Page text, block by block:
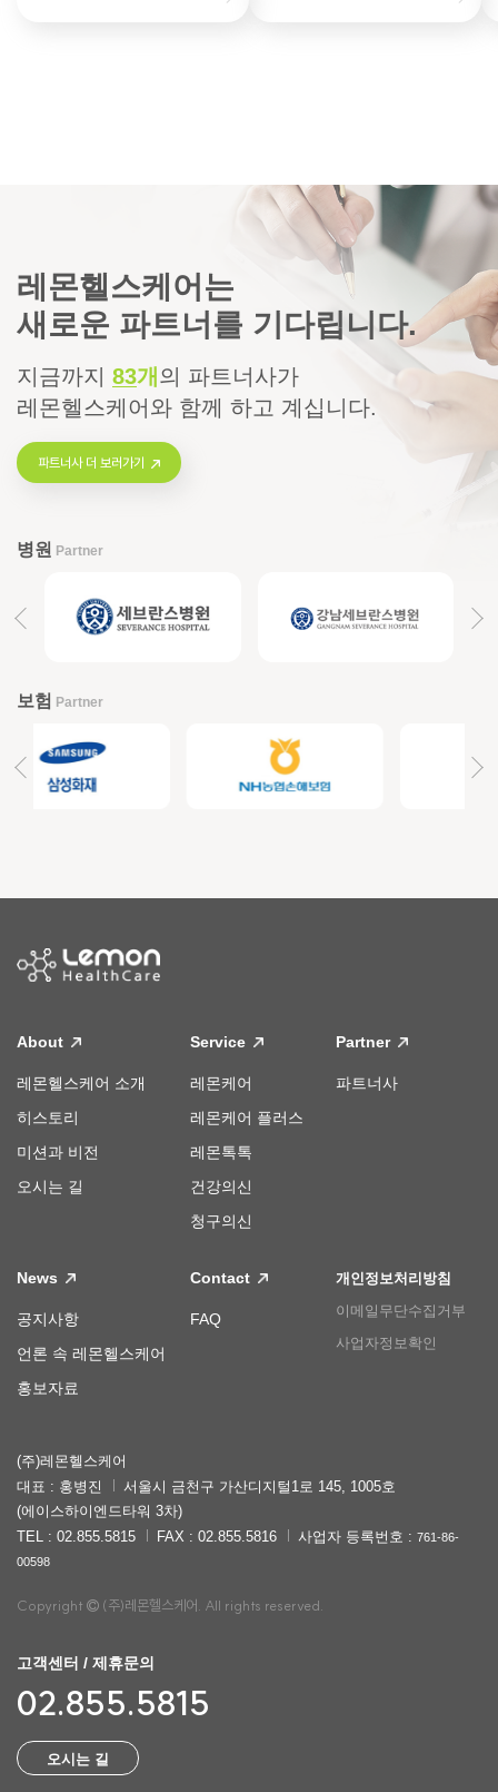
레몬헬스케어는
새로운 파트너를 기다립니다.
지금까지 83개 의 파트너사가
레몬헬스케어와 함께 하고 계십니다.
파트너사 더 보러가기
병원 Partner
보험 Partner
About
레몬헬스케어 소개
히스토리
미션과 비전
오시는 길
Service
레몬케어
레몬케어 플러스
레몬톡톡
건강의신
청구의신
Partner
파트너사
News
공지사항
언론 속 레몬헬스케어
홍보자료
Contact
FAQ
개인정보처리방침
이메일무단수집거부
사업자정보확인
(주)레몬헬스케어
대표 : 홍병진
서울시 금천구 가산디지털1로 145, 1005호
(에이스하이엔드타워 3차)
TEL : 02.855.5815
FAX : 02.855.5816 사업자 등록번호 : 761-86-
00598
Copyright (주)레몬헬스케어. All rights reserved.
고객센터 / 제휴문의
02.855.5815
오시는 길